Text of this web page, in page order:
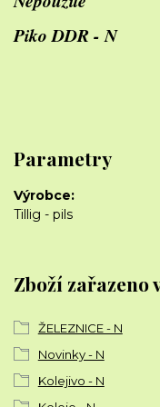
Piko DDR - N
Parametry
Výrobce
Tillig - pils
Zboží zařazeno
ŽELEZNICE - N
Novinky - N
Kolejivo - N